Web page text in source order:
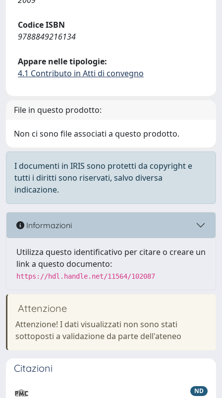
Codice ISBN
9788849216134
Appare nelle tipologie:
4.1 Contributo in Atti di convegno
File in questo prodotto:
Non ci sono file associati a questo prodotto.
I documenti in IRIS sono protetti da copyright e
tutti i diritti sono riservati, salvo diversa
indicazione.
Informazioni
Utilizza questo identificativo per citare o creare un
link a questo documento:
https://hdl.handle.net/11564/102087
Attenzione
Attenzione! I dati visualizzati non sono stati
sottoposti a validazione da parte dell'ateneo
Citazioni
ND